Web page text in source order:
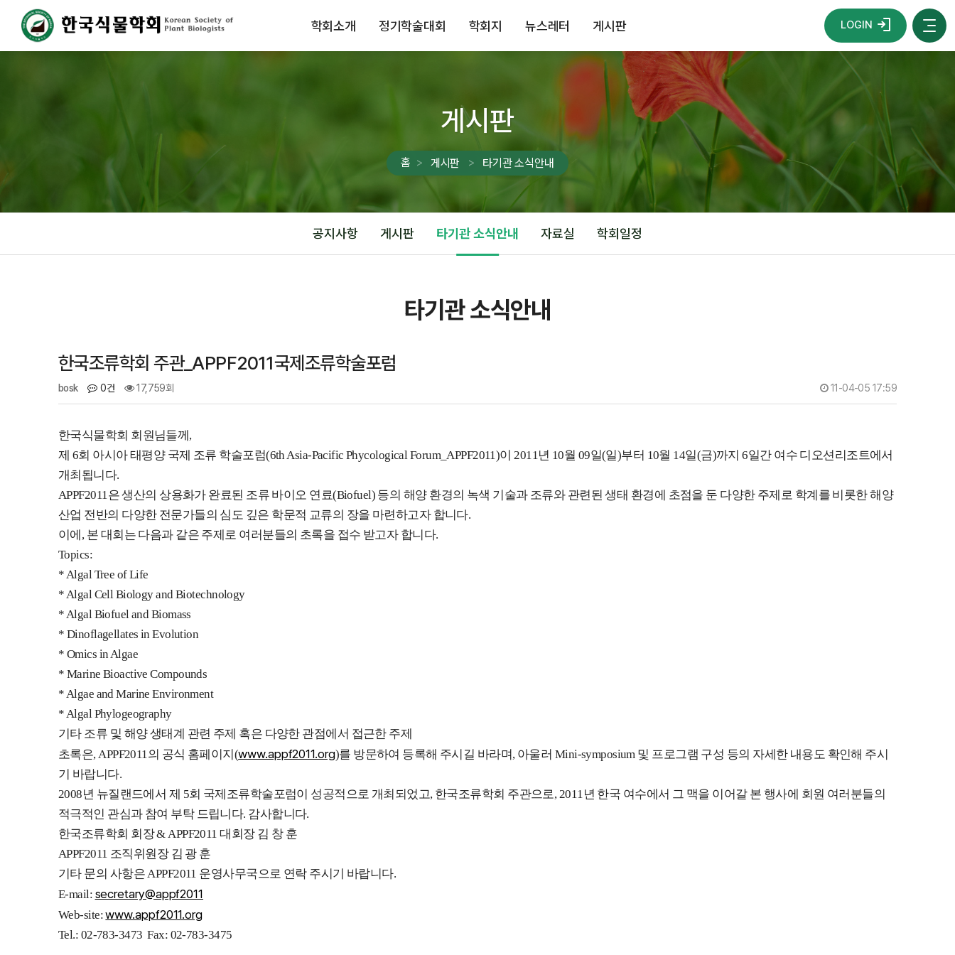
학회소개 정기학술대회 학회지 뉴스레터 게시판 LOGIN
게시판
홈 게시판 타기관 소식안내
공지사항 게시판 타기관 소식안내 자료실 학회일정
타기관 소식안내
한국조류학회 주관_APPF2011국제조류학술포럼
bosk 0건 17,759회 11-04-05 17:59
한국식물학회 회원님들께,
제 6회 아시아 태평양 국제 조류 학술포럼(6th Asia-Pacific Phycological Forum_APPF2011)이 2011년 10월 09일(일)부터 10월 14일(금)까지 6일간 여수 디오션리조트에서
개최됩니다.
APPF2011은 생산의 상용화가 완료된 조류 바이오 연료(Biofuel) 등의 해양 환경의 녹색 기술과 조류와 관련된 생태 환경에 초점을 둔 다양한 주제로 학계를 비롯한 해양
산업 전반의 다양한 전문가들의 심도 깊은 학문적 교류의 장을 마련하고자 합니다.
이에, 본 대회는 다음과 같은 주제로 여러분들의 초록을 접수 받고자 합니다.
Topics:
* Algal Tree of Life
* Algal Cell Biology and Biotechnology
* Algal Biofuel and Biomass
* Dinoflagellates in Evolution
* Omics in Algae
* Marine Bioactive Compounds
* Algae and Marine Environment
* Algal Phylogeography
기타 조류 및 해양 생태계 관련 주제 혹은 다양한 관점에서 접근한 주제
초록은, APPF2011의 공식 홈페이지(www.appf2011.org)를 방문하여 등록해 주시길 바라며, 아울러 Mini-symposium 및 프로그램 구성 등의 자세한 내용도 확인해 주시
기 바랍니다.
2008년 뉴질랜드에서 제 5회 국제조류학술포럼이 성공적으로 개최되었고, 한국조류학회 주관으로, 2011년 한국 여수에서 그 맥을 이어갈 본 행사에 회원 여러분들의
적극적인 관심과 참여 부탁 드립니다. 감사합니다.
한국조류학회 회장 & APPF2011 대회장 김 창 훈
APPF2011 조직위원장 김 광 훈
기타 문의 사항은 APPF2011 운영사무국으로 연락 주시기 바랍니다.
E-mail: secretary@appf2011
Web-site:www.appf2011.org
Tel.: 02-783-3473 Fax: 02-783-3475